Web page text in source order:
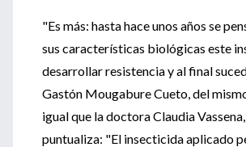
"Es más: hasta hace unos años se
sus características biológicas este
desarrollar resistencia y al final
Gastón Mougabure Cueto, del
igual que la doctora Claudia
puntualiza: "El insecticida aplicado